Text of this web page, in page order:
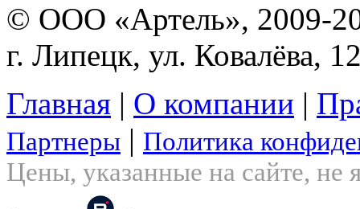
© ООО «Артель», 2009-
г. Липецк, ул. Ковалёва,
Главная | О компании |
Партнеры | Политика
Цены, указанные на сайте, не